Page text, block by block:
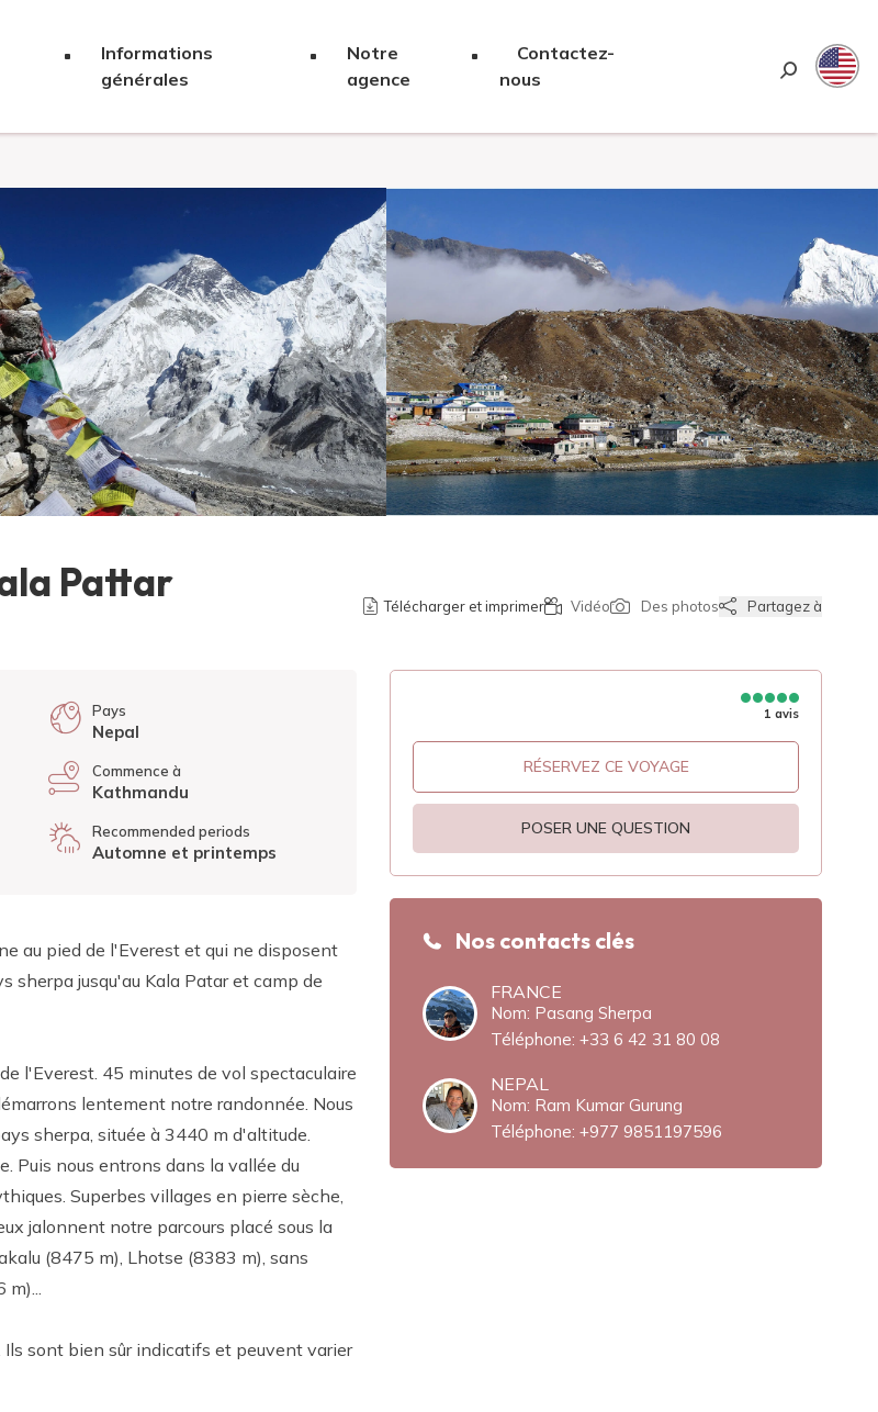
Informations
générales
Notre
agence
Contactez-
nous
Pattar Télécharger et imprimer Vidéo Des photos Partagez à
Pays
Nepal
Commence à
Kathmandu
Recommended periods
Automne et printemps
au pied de l'Everest et qui ne disposent
sherpa jusqu'au Kala Patar et camp de
l'Everest. 45 minutes de vol spectaculaire
lentement notre randonnée. Nous
sherpa, située à 3440 m d'altitude.
Puis nous entrons dans la vallée du
Superbes villages en pierre sèche,
jalonnent notre parcours placé sous la
(8475 m), Lhotse (8383 m), sans
sont bien sûr indicatifs et peuvent varier
1 avis
RÉSERVEZ CE VOYAGE
POSER UNE QUESTION
Nos contacts clés
FRANCE
Nom: Pasang Sherpa
Téléphone: +33 6 42 31 80 08‬
NEPAL
Nom: Ram Kumar Gurung
Téléphone: +977 9851197596